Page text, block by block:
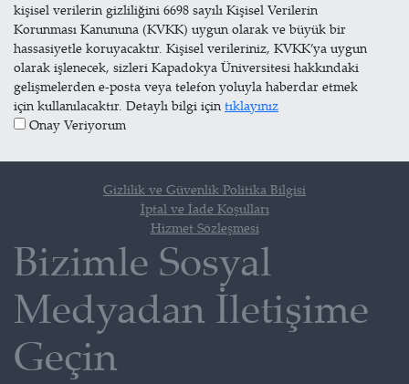
kişisel verilerin gizliliğini 6698 sayılı Kişisel Verilerin
Korunması Kanununa (KVKK) uygun olarak ve büyük bir
hassasiyetle koruyacaktır. Kişisel verileriniz, KVKK’ya uygun
olarak işlenecek, sizleri Kapadokya Üniversitesi hakkındaki
gelişmelerden e-posta veya telefon yoluyla haberdar etmek
için kullanılacaktır. Detaylı bilgi için tıklayınız
Onay Veriyorum
Gizlilik ve Güvenlik Politika Bilgisi
İptal ve İade Koşulları
Hizmet Sözleşmesi
Bizimle Sosyal
Medyadan İletişime
Geçin